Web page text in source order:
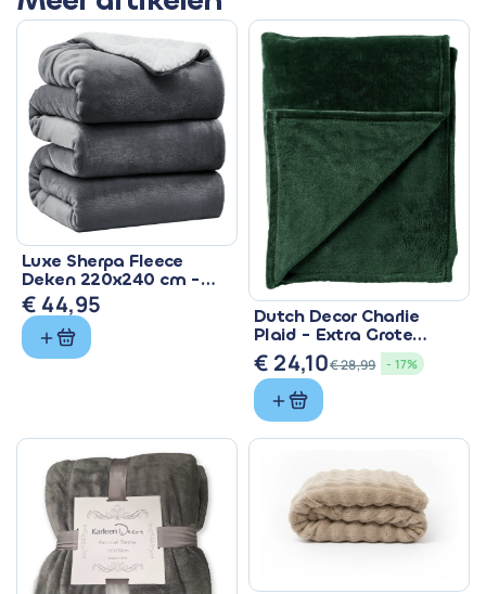
Luxe Sherpa Fleece
Deken 220x240 cm -
Superzacht & Warm
€ 44,95
Dutch Decor Charlie
Plaid - Extra Grote
Fleece Deken Groen
€28,99
Oorspronkelijke
prijs
was:
€ 24,10
Huidige
prijs
is:
- 17%